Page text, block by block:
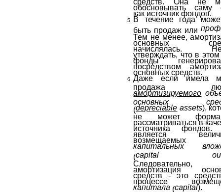
обосновывать саму
как источник фондов.
В течение года
быть продаж или
Тем не менее,
основных
начислялась.
утверждать, что в этом
фонды
посредством
основных средств.
Даже если имела
продажа
амортизируемого
основных
(depreciable assets),
не может
рассматриваться в
источника фондов.
является
возмещаемых
капитальных
(capital
Следовательно,
амортизация
средств - это
процессе
капитала (capital).